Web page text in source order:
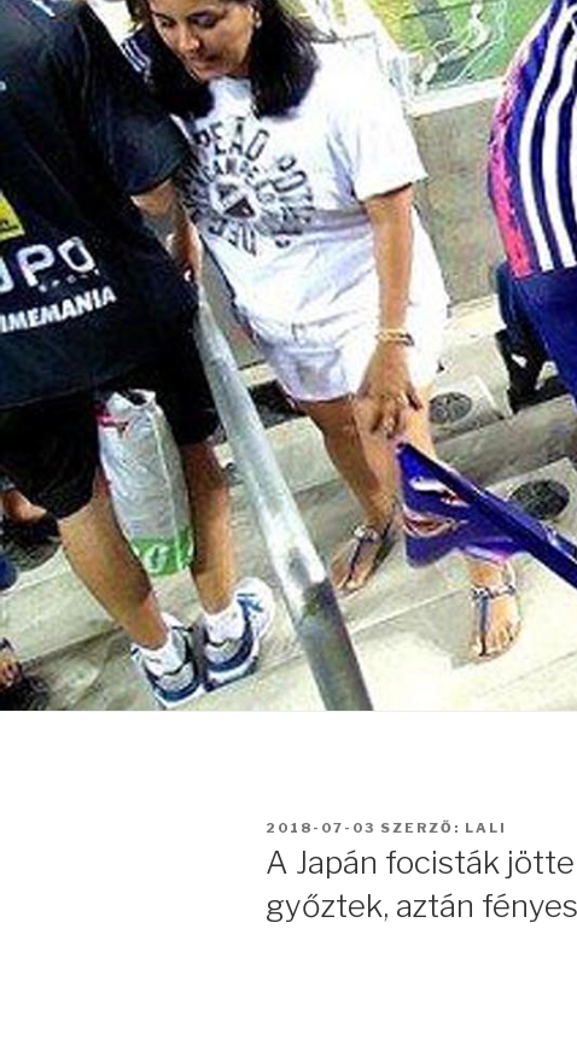
BEKÜLDVE:
2018-07-03 SZERZŐ: LALI
A Japán focisták
győztek, aztán